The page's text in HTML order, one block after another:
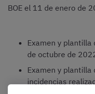
BOE el 11 de enero de
Examen y plantilla
de octubre de
Examen y plantilla
incidencias